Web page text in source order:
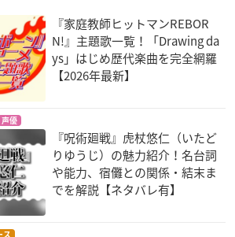
『家庭教師ヒットマンREBOR
N!』主題歌一覧！「Drawing da
ys」はじめ歴代楽曲を完全網羅
【2026年最新】
声優
『呪術廻戦』虎杖悠仁（いたど
りゆうじ）の魅力紹介！名台詞
や能力、宿儺との関係・結末ま
でを解説【ネタバレ有】
ス